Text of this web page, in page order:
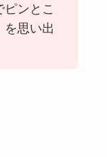
ピンとこ
を思い出